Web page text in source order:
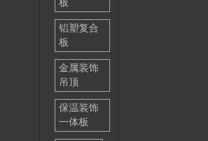
板
铝塑复合
板
金属装饰
吊顶
保温装饰
一体板